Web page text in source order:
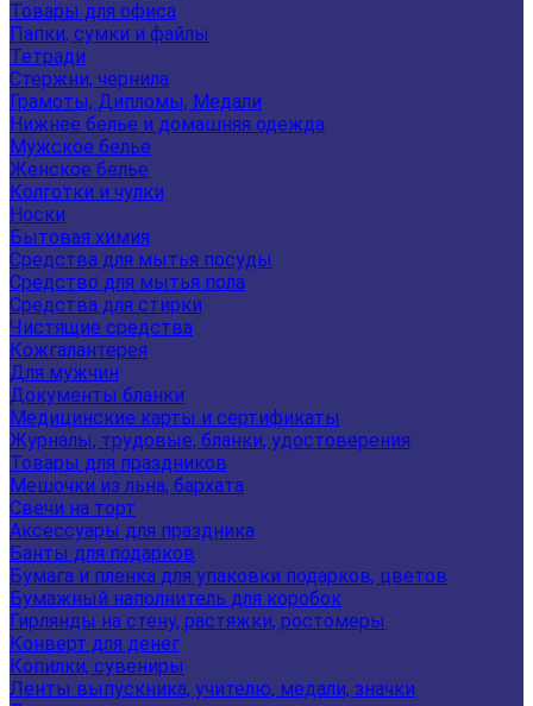
Товары для офиса
Папки, сумки и файлы
Тетради
Стержни, чернила
Грамоты, Дипломы, Медали
Нижнее белье и домашняя одежда
Мужское белье
Женское белье
Колготки и чулки
Носки
Бытовая химия
Средства для мытья посуды
Средство для мытья пола
Средства для стирки
Чистящие средства
Кожгалантерея
Для мужчин
Документы бланки
Медицинские карты и сертификаты
Журналы, трудовые, бланки, удостоверения
Товары для праздников
Мешочки из льна, бархата
Свечи на торт
Аксессуары для праздника
Банты для подарков
Бумага и пленка для упаковки подарков, цветов
Бумажный наполнитель для коробок
Гирлянды на стену, растяжки, ростомеры
Конверт для денег
Копилки, сувениры
Ленты выпускника, учителю, медали, значки